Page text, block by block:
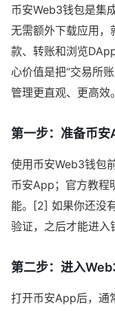
币安Web3钱包是集
无需额外下载应用
款、转账和浏览
心价值是把“交易所
管理更直观、更高效
第一步：准备币
使用币安Web3钱包
币安App；官方教程
能。[2] 如果你还没
验证，之后才能进
第二步：进入
打开币安App后，通